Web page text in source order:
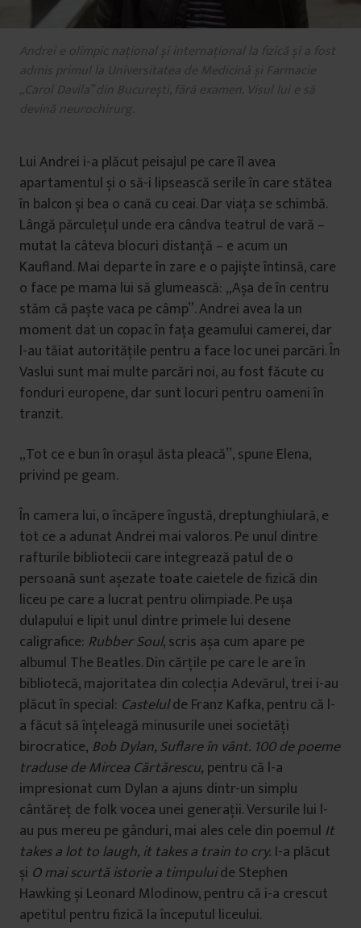
Andrei e olimpic național și internațional la fizică și a fost
admis primul la Universitatea de Medicină și Farmacie
„Carol Davila” din București, fără examen. Visul lui e să
devină neurochirurg.
Lui Andrei i-a plăcut peisajul pe care îl avea
apartamentul și o să-i lipsească serile în care stătea
în balcon și bea o cană cu ceai. Dar viața se schimbă.
Lângă părculețul unde era cândva teatrul de vară –
mutat la câteva blocuri distanță – e acum un
Kaufland. Mai departe în zare e o pajiște întinsă, care
o face pe mama lui să glumească: „Așa de în centru
stăm că paște vaca pe câmp”. Andrei avea la un
moment dat un copac în fața geamului camerei, dar
l-au tăiat autoritățile pentru a face loc unei parcări. În
Vaslui sunt mai multe parcări noi, au fost făcute cu
fonduri europene, dar sunt locuri pentru oameni în
tranzit.
„Tot ce e bun în orașul ăsta pleacă”, spune Elena,
privind pe geam.
În camera lui, o încăpere îngustă, dreptunghiulară, e
tot ce a adunat Andrei mai valoros. Pe unul dintre
rafturile bibliotecii care integrează patul de o
persoană sunt așezate toate caietele de fizică din
liceu pe care a lucrat pentru olimpiade. Pe ușa
dulapului e lipit unul dintre primele lui desene
caligrafice: Rubber Soul, scris așa cum apare pe
albumul The Beatles. Din cărțile pe care le are în
bibliotecă, majoritatea din colecția Adevărul, trei i-au
plăcut în special: Castelulde Franz Kafka, pentru că l-
a făcut să înțeleagă minusurile unei societăți
birocratice, Bob Dylan, Suflare în vânt. 100 de poeme
traduse de Mircea Cărtărescu, pentru că l-a
impresionat cum Dylan a ajuns dintr-un simplu
cântăreț de folk vocea unei generații. Versurile lui l-
au pus mereu pe gânduri, mai ales cele din poemul It
takes a lot to laugh, it takes a train to cry. I-a plăcut
și O mai scurtă istorie a timpuluide Stephen
Hawking și Leonard Mlodinow, pentru că i-a crescut
apetitul pentru fizică la începutul liceului.